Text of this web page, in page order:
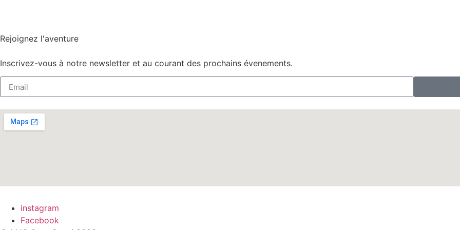
Rejoignez l'aventure
Inscrivez-vous à notre newsletter et au courant des prochains évenements.
instagram
Facebook